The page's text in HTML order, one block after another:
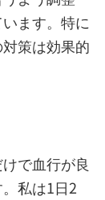
ます。特に
策は効果的
で血行が良
私は1日2